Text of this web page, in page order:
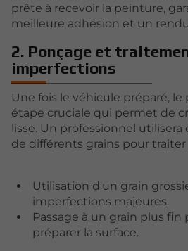
prête à recevoir la peinture,
meilleure adhésion et un
2. Ponçage et
imperfections
Une fois le véhicule préparé,
étape cruciale qui permet de
lisse. Un professionnel utilisera
de différents grains pour traiter
Utilisation d'un grain
imperfections majeures.
Passage à un grain plus fin
préparer la surface.